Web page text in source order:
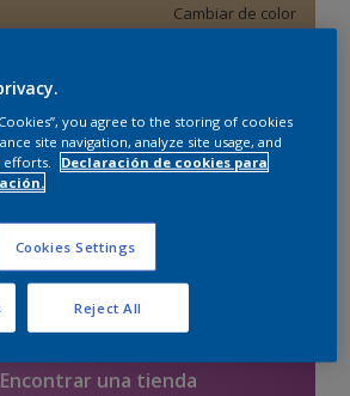
Cambiar de color
5 litros
Calculadora de pintura
Calcular
a la lista de deseos
Encontrar una tienda
you agree to the storing of cookies
site navigation, analyze site usage, and
efforts.
Declaración de cookies para
Cookies Settings
Reject All